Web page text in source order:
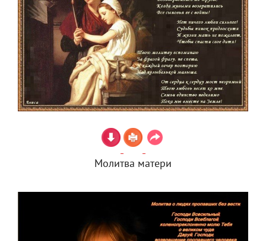
Молитва матери